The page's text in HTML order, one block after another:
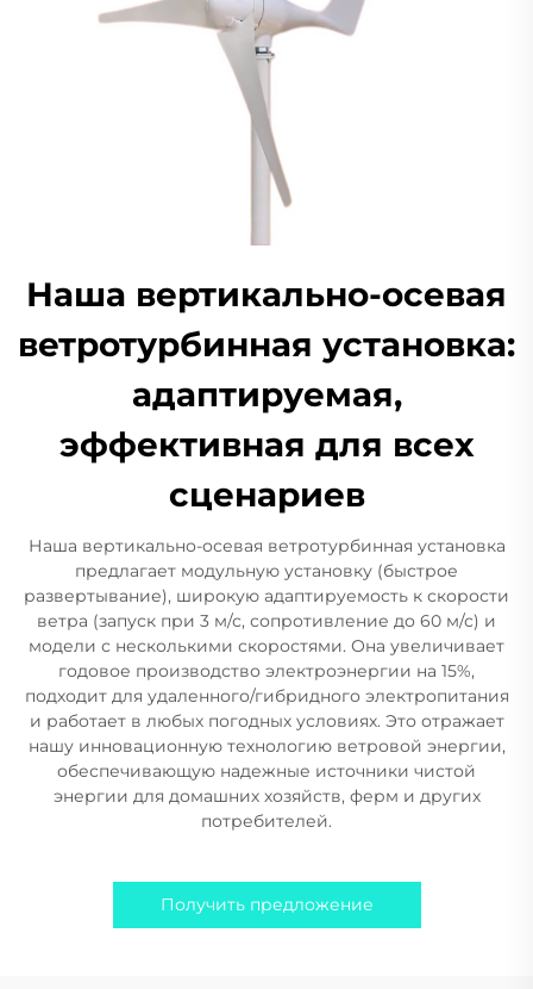
Наша вертикально-осевая
ветротурбинная установка:
адаптируемая,
эффективная для всех
сценариев
Наша вертикально-осевая ветротурбинная установка
предлагает модульную установку (быстрое
развертывание), широкую адаптируемость к скорости
ветра (запуск при 3 м/с, сопротивление до 60 м/с) и
модели с несколькими скоростями. Она увеличивает
годовое производство электроэнергии на 15%,
подходит для удаленного/гибридного электропитания
и работает в любых погодных условиях. Это отражает
нашу инновационную технологию ветровой энергии,
обеспечивающую надежные источники чистой
энергии для домашних хозяйств, ферм и других
потребителей.
Получить предложение